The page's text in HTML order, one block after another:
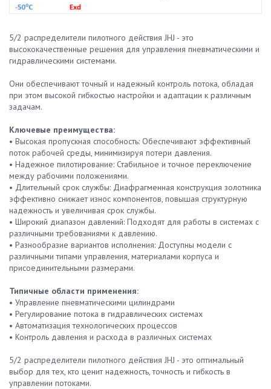
5/2 распределители пилотного действия JHJ - это
высококачественные решения для управления пневматическими и
гидравлическими системами.
Они обеспечивают точный и надежный контроль потока, обладая
при этом высокой гибкостью настройки и адаптации к различным
задачам.
Ключевые преимущества:
• Высокая пропускная способность: Обеспечивают эффективный
поток рабочей среды, минимизируя потери давления.
• Надежное пилотирование: Стабильное и точное переключение
между рабочими положениями.
• Длительный срок службы: Диафрагменная конструкция золотника
эффективно снижает износ компонентов, повышая структурную
надежность и увеличивая срок службы.
• Широкий диапазон давлений: Подходят для работы в системах с
различными требованиями к давлению.
• Разнообразие вариантов исполнения: Доступны модели с
различными типами управления, материалами корпуса и
присоединительными размерами.
Типичные области применения:
• Управление пневматическими цилиндрами
• Регулирование потока в гидравлических системах
• Автоматизация технологических процессов
• Контроль давления и расхода в различных системах
5/2 распределители пилотного действия JHJ - это оптимальный
выбор для тех, кто ценит надежность, точность и гибкость в
управлении потоками.